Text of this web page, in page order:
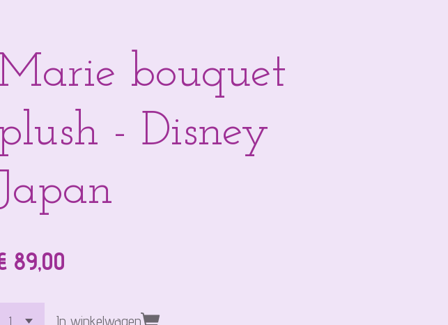
bouquet
- Disney
Japan
89,00
In winkelwagen